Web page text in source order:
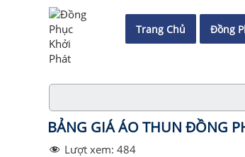
Trang Chủ Đồng
BẢNG GIÁ ÁO THUN ĐỒNG
Lượt xem: 484